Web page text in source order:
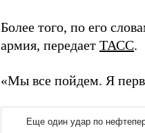
Более того, по его
армия, передает ТАСС.
«Мы все пойдем. Я